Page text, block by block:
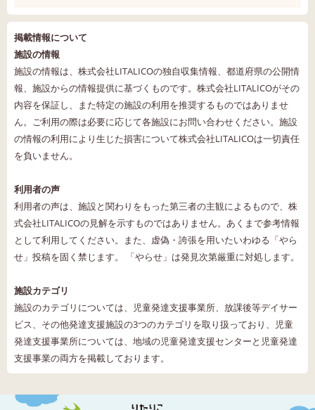
掲載情報について
施設の情報
施設の情報は、株式会社LITALICOの独自収集情報、都道府県の公開情
報、施設からの情報提供に基づくものです。株式会社LITALICOがその
内容を保証し、また特定の施設の利用を推奨するものではありませ
ん。ご利用の際は必要に応じて各施設にお問い合わせください。施設
の情報の利用により生じた損害について株式会社LITALICOは一切責任
を負いません。
利用者の声
利用者の声は、施設と関わりをもった第三者の主観によるもので、株
式会社LITALICOの見解を示すものではありません。あくまで参考情報
として利用してください。また、虚偽・誇張を用いたいわゆる「やら
せ」投稿を固く禁じます。 「やらせ」は発見次第厳重に対処します。
施設カテゴリ
施設のカテゴリについては、児童発達支援事業所、放課後等デイサー
ビス、その他発達支援施設の3つのカテゴリを取り扱っており、児童
発達支援事業所については、地域の児童発達支援センターと児童発達
支援事業の両方を掲載しております。